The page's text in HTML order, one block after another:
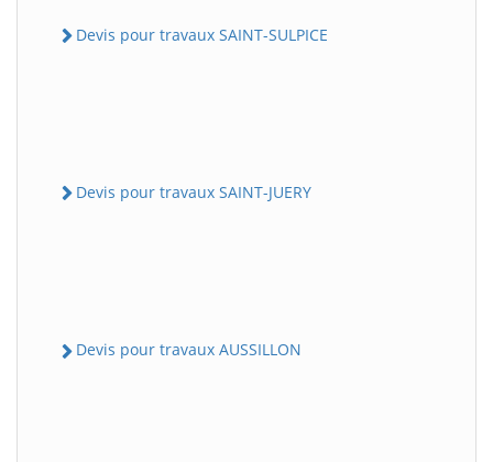
Devis pour travaux SAINT-SULPICE
Devis pour travaux SAINT-JUERY
Devis pour travaux AUSSILLON